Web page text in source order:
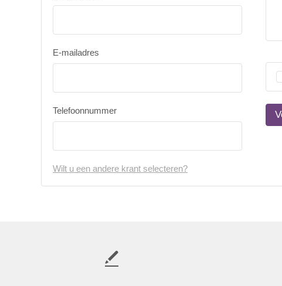
E-mailadres
Telefoonnummer
Wilt u een andere krant selecteren?